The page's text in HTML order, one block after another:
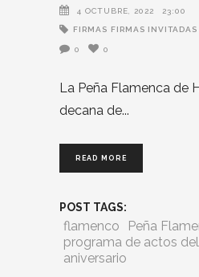
4 OCTUBRE, 2022 23:00
FIRMAS FIRMAS INVITADAS
0 0
La Peña Flamenca de
decana de
READ MORE
POST TAGS:
flamenco
Peña
programa de actos
aniversario